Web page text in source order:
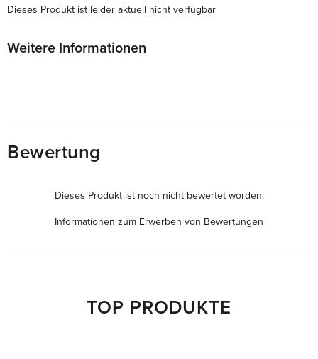
Dieses Produkt ist leider aktuell nicht verfügbar
Weitere Informationen
Bewertung
Dieses Produkt ist noch nicht bewertet worden.
Informationen zum Erwerben von Bewertungen
TOP PRODUKTE